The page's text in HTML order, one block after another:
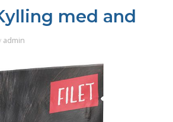
med and
admin